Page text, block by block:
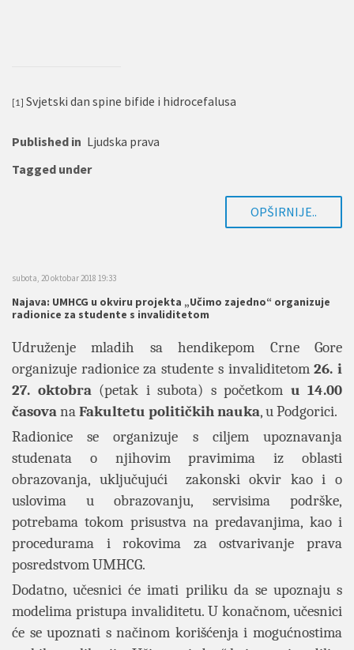
[1] Svjetski dan spine bifide i hidrocefalusa
Published in Ljudska prava
Tagged under
OPŠIRNIJE..
subota, 20 oktobar 2018 19:33
Najava: UMHCG u okviru projekta „Učimo zajedno“ organizuje
radionice za studente s invaliditetom
Udruženje mladih sa hendikepom Crne Gore
organizuje radionice za studente s invaliditetom26. i
27. oktobra(petak i subota) s početkom u 14.00
časovanaFakultetu političkih nauka, u Podgorici.
Radionice se organizuje s ciljem upoznavanja
studenata o njihovim pravimima iz oblasti
obrazovanja, uključujući zakonski okvir kao i o
uslovima u obrazovanju, servisima podrške,
potrebama tokom prisustva na predavanjima, kao i
procedurama i rokovima za ostvarivanje prava
posredstvom UMHCG.
Dodatno, učesnici će imati priliku da se upoznaju s
modelima pristupa invaliditetu. U konačnom, učesnici
će se upoznati s načinom korišćenja i mogućnostima